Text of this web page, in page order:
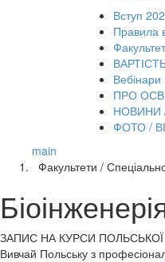
Вступ
Правила
Вебінари
ПРО
НОВИНИ
ФОТО /
main
Факультети /
ЗАПИС НА КУРСИ
Вивчай Польську з